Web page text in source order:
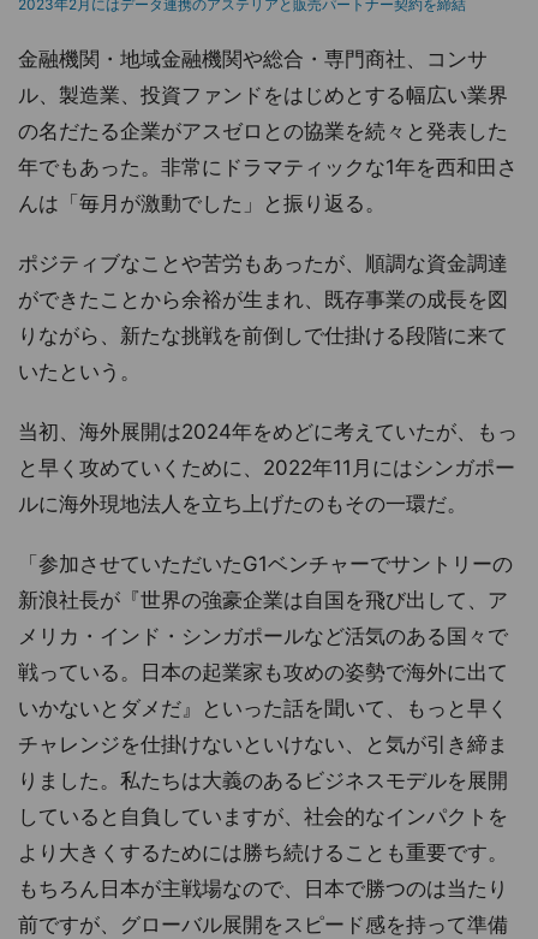
2023年2月にはデータ連携のアステリアと販売パートナー契約を締結
金融機関・地域金融機関や総合・専門商社、コンサ
ル、製造業、投資ファンドをはじめとする幅広い業界
の名だたる企業がアスゼロとの協業を続々と発表した
年でもあった。非常にドラマティックな1年を西和田さ
んは「毎月が激動でした」と振り返る。
ポジティブなことや苦労もあったが、順調な資金調達
ができたことから余裕が生まれ、既存事業の成長を図
りながら、新たな挑戦を前倒しで仕掛ける段階に来て
いたという。
当初、海外展開は2024年をめどに考えていたが、もっ
と早く攻めていくために、2022年11月にはシンガポー
ルに海外現地法人を立ち上げたのもその一環だ。
「参加させていただいたG1ベンチャーでサントリーの
新浪社長が『世界の強豪企業は自国を飛び出して、ア
メリカ・インド・シンガポールなど活気のある国々で
戦っている。日本の起業家も攻めの姿勢で海外に出て
いかないとダメだ』といった話を聞いて、もっと早く
チャレンジを仕掛けないといけない、と気が引き締ま
りました。私たちは大義のあるビジネスモデルを展開
していると自負していますが、社会的なインパクトを
より大きくするためには勝ち続けることも重要です。
もちろん日本が主戦場なので、日本で勝つのは当たり
前ですが、グローバル展開をスピード感を持って準備